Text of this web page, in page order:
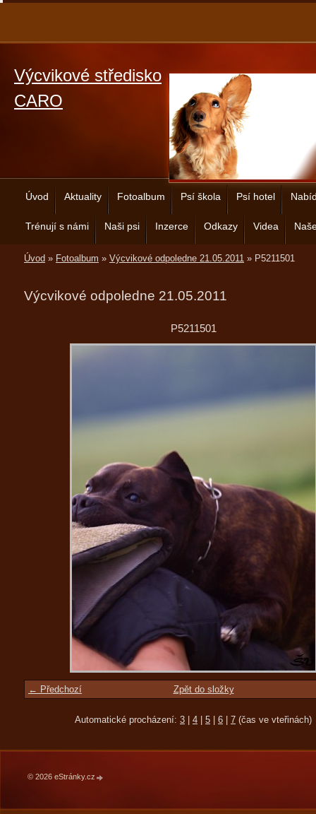
Výcvikové středisko
CARO
Úvod Aktuality Fotoalbum Psí škola Psí hotel
Trénují s námi Naši psi Inzerce Odkazy Videa
Úvod » Fotoalbum » Výcvikové odpoledne 21.05.2011 » P5211501
Výcvikové odpoledne 21.05.2011
P5211501
← Předchozí Zpět do složky
Automatické procházení: 3 4 5 6 7 (čas ve vteřinách)
© 2026 eStránky.cz